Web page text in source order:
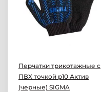
Перчатки трикотажные с
ПВХ точкой р10 Актив
(черные) SIGMA